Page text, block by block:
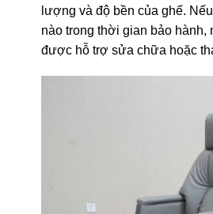
lượng và độ bền của ghế.
nào trong thời gian bảo hành,
được hỗ trợ sửa chữa hoặc